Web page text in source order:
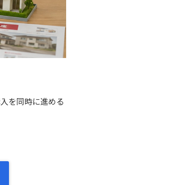
を同時に進める